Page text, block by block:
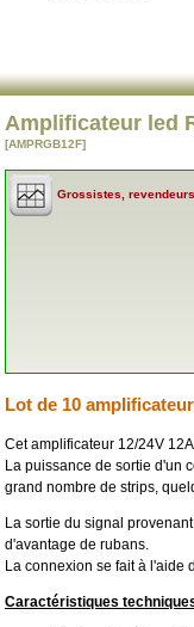
Amplificateur led
[AMPRGB12F]
Grossistes,
Lot de 10
Cet amplificateur 12/24V
La puissance de sortie d'un
grand nombre de strips,
La sortie du signal
d'avantage de rubans.
La connexion se fait à l'aide
Caractéristiques